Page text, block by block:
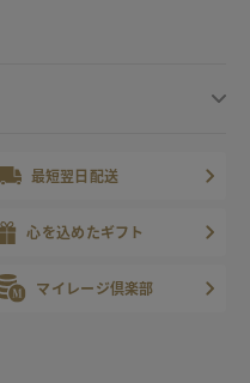
最短翌日配送
心を込めたギフト
マイレージ倶楽部